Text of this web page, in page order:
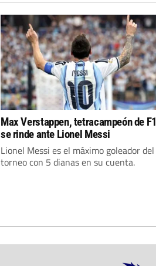
Max Verstappen, tetracampeón de F1
se rinde ante Lionel Messi
Lionel Messi es el máximo goleador del
torneo con 5 dianas en su cuenta.